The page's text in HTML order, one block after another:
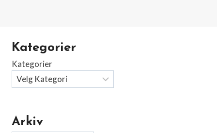
Kategorier
Kategorier
Arkiv